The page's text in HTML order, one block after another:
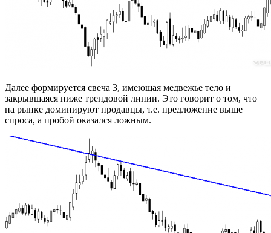
Далее формируется свеча 3, имеющая медвежье тело и
закрывшаяся ниже трендовой линии. Это говорит о том, что
на рынке доминируют продавцы, т.е. предложение выше
спроса, а пробой оказался ложным.